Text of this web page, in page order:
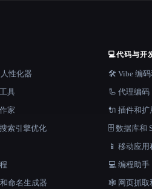
性化器
具
家
索引擎优化
命名生成器
💻代码与开
🛠️ Vibe 编码
🦾 代理编码
🔌 插件和扩
🗄️ 数据库和
📱 移动应
💻 编程助手
🕸️ 网页抓取